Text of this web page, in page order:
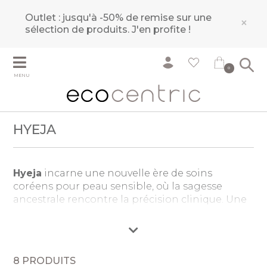
Outlet : jusqu'à -50% de remise sur une
sélection de produits.J'en profite ! ×
MENU
0
HYEJA
Hyeja incarne une nouvelle ère de soins
coréens pour peau sensible, où la sagesse
ancestrale rencontre la précision clinique. Une
douceur peuvent coexister.
Richard Jeongmin Kim, et de quinze ans
8 PRODUITS